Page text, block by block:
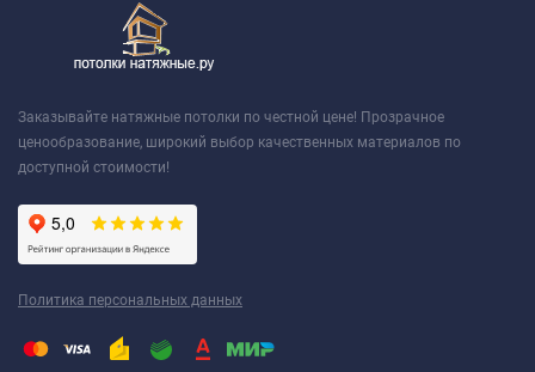
Заказывайте натяжные потолки по честной цене! Прозрачное
ценообразование, широкий выбор качественных материалов по
доступной стоимости!
Политика персональных данных